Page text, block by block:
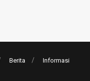
Berita Informasi